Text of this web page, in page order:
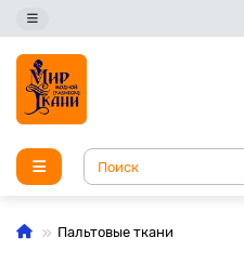
Пальтовые ткани